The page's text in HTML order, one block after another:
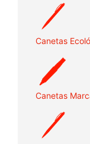
Canetas
Canetas